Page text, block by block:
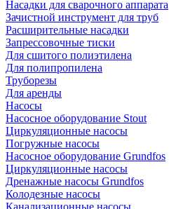
Насадки для сварочного аппарата
Зачистной инструмент для труб
Расширительные насадки
Запрессовочные тиски
Для сшитого полиэтилена
Для полипропилена
Труборезы
Для аренды
Насосы
Насосное оборудование Stout
Циркуляционные насосы
Погружные насосы
Насосное оборудование Grundfos
Циркуляционные насосы
Дренажные насосы Grundfos
Колодезные насосы
Канализационные насосы